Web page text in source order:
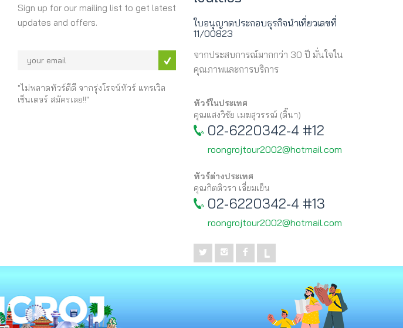
Sign up for our mailing list to get latest
updates and offers.
"ไม่พลาดทัวร์ดีดี จากรุ่งโรจน์ทัวร์ แทรเวิล
เซ็นเตอร์ สมัครเลย!!"
ใบอนุญาตประกอบธุรกิจนำเที่ยวเลขที่
11/00823
จากประสบการณ์มากกว่า 30 ปี มั่นใจใน
คุณภาพและการบริการ
ทัวร์ในประเทศ
คุณแสงวิชัย เมฆสุวรรณ์ (ติ๊นา)
02-6220342-4 #12
roongrojtour2002@hotmail.com
ทัวร์ต่างประเทศ
คุณกิตติวรา เอี่ยมเย็น
02-6220342-4 #13
roongrojtour2002@hotmail.com